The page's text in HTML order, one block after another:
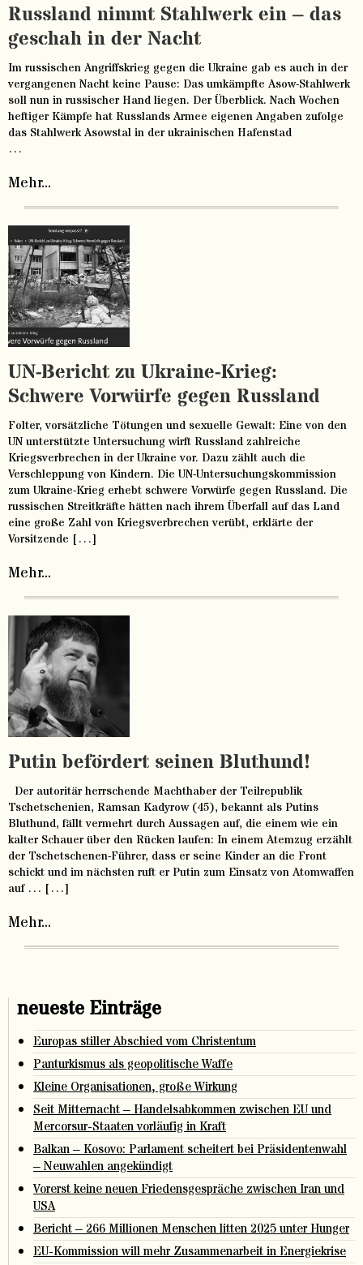
Russland nimmt Stahlwerk ein – das
geschah in der Nacht
Im russischen Angriffskrieg gegen die Ukraine gab es auch in der
vergangenen Nacht keine Pause: Das umkämpfte Asow-Stahlwerk
soll nun in russischer Hand liegen. Der Überblick. Nach Wochen
heftiger Kämpfe hat Russlands Armee eigenen Angaben zufolge
das Stahlwerk Asowstal in der ukrainischen Hafenstad
…
Mehr...
UN-Bericht zu Ukraine-Krieg:
Schwere Vorwürfe gegen Russland
Folter, vorsätzliche Tötungen und sexuelle Gewalt: Eine von den
UN unterstützte Untersuchung wirft Russland zahlreiche
Kriegsverbrechen in der Ukraine vor. Dazu zählt auch die
Verschleppung von Kindern. Die UN-Untersuchungskommission
zum Ukraine-Krieg erhebt schwere Vorwürfe gegen Russland. Die
russischen Streitkräfte hätten nach ihrem Überfall auf das Land
eine große Zahl von Kriegsverbrechen verübt, erklärte der
Vorsitzende […]
Mehr...
Putin befördert seinen Bluthund!
Der autoritär herrschende Machthaber der Teilrepublik
Tschetschenien, Ramsan Kadyrow (45), bekannt als Putins
Bluthund, fällt vermehrt durch Aussagen auf, die einem wie ein
kalter Schauer über den Rücken laufen: In einem Atemzug erzählt
der Tschetschenen-Führer, dass er seine Kinder an die Front
schickt und im nächsten ruft er Putin zum Einsatz von Atomwaffen
auf … […]
Mehr...
neueste Einträge
Europas stiller Abschied vom Christentum
Panturkismus als geopolitische Waffe
Kleine Organisationen, große Wirkung
Seit Mitternacht – Handelsabkommen zwischen EU und
Mercorsur-Staaten vorläufig in Kraft
Balkan – Kosovo: Parlament scheitert bei Präsidentenwahl
– Neuwahlen angekündigt
Vorerst keine neuen Friedensgespräche zwischen Iran und
USA
Bericht – 266 Millionen Menschen litten 2025 unter Hunger
EU-Kommission will mehr Zusammenarbeit in Energiekrise